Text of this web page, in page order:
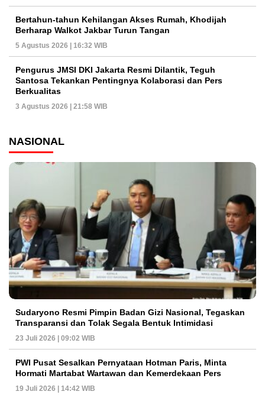
Bertahun-tahun Kehilangan Akses Rumah, Khodijah
Berharap Walkot Jakbar Turun Tangan
5 Agustus 2026 | 16:32 WIB
Pengurus JMSI DKI Jakarta Resmi Dilantik, Teguh
Santosa Tekankan Pentingnya Kolaborasi dan Pers
Berkualitas
3 Agustus 2026 | 21:58 WIB
NASIONAL
Sudaryono Resmi Pimpin Badan Gizi Nasional, Tegaskan
Transparansi dan Tolak Segala Bentuk Intimidasi
23 Juli 2026 | 09:02 WIB
PWI Pusat Sesalkan Pernyataan Hotman Paris, Minta
Hormati Martabat Wartawan dan Kemerdekaan Pers
19 Juli 2026 | 14:42 WIB